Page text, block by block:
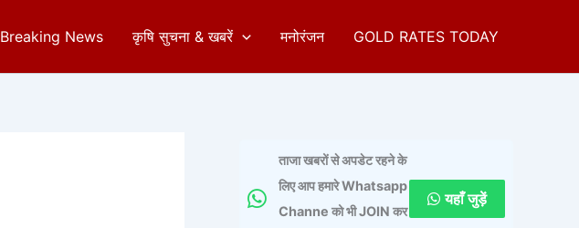
Breaking News कृषि सुचना & खबरें मनोरंजन GOLD RATES TODAY
ताजा खबरों से अपडेट रहने के
लिए आप हमारे Whatsapp
Channe को भी JOIN कर
यहाँ जुड़ें